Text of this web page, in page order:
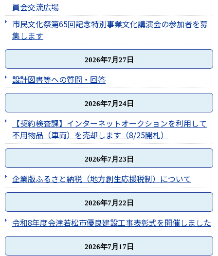
員会交流広場
市民文化祭第65回記念特別事業文化講演会の参加者を募
集します
2026年7月27日
設計図書等への質問・回答
2026年7月24日
【契約検査課】インターネットオークションを利用して
不用物品（車両）を売却します（8/25開札）
2026年7月23日
企業版ふるさと納税（地方創生応援税制）について
2026年7月22日
令和8年度会津若松市優良建設工事表彰式を開催しました
2026年7月17日